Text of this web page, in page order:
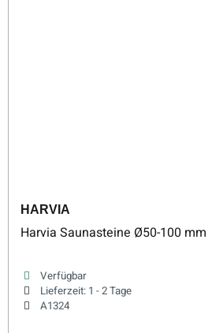
HARVIA
Harvia Saunasteine Ø50-100 mm
Verfügbar
Lieferzeit: 1 - 2 Tage
A1324